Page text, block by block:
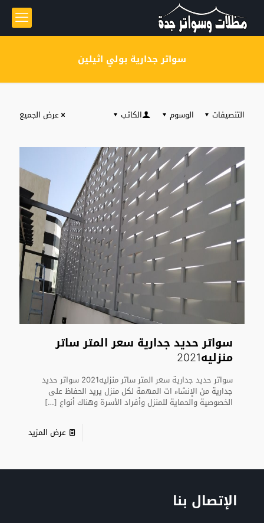
سواتر جدارية بولي اثيلين
التنصيفات الوسوم الكاتب عرض الجميع
سواتر حديد جدارية سعر المتر ساتر
منزليه2021
سواتر حديد جدارية سعر المتر ساتر منزليه2021 سواتر حديد
جدارية من الإنشاء ات المهمة لكل منزل يريد الحفاظ على
الخصوصية والحماية للمنزل وأفراد الأسرة وهناك أنواع […]
عرض المزيد
الإتصال بنا